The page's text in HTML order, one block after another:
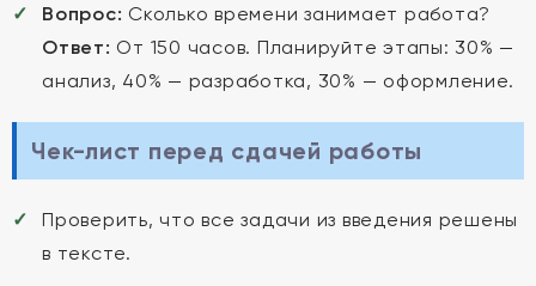
Вопрос: Сколько времени занимает работа?
Ответ: От 150 часов. Планируйте этапы: 30% —
анализ, 40% — разработка, 30% — оформление.
Чек-лист перед сдачей работы
Проверить, что все задачи из введения решены
в тексте.